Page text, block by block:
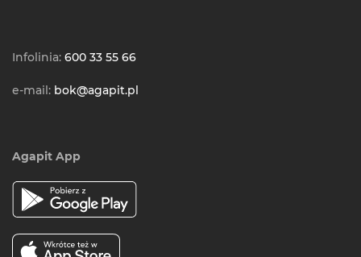
Infolinia: 600 33 55 66
e-mail: bok@agapit.pl
Agapit App